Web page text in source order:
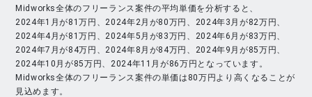
Midworks全体のフリーランス案件の平均単価を分析すると、
2024年1月が81万円、2024年2月が80万円、2024年3月が82万円、
2024年4月が81万円、2024年5月が83万円、2024年6月が83万円、
2024年7月が84万円、2024年8月が84万円、2024年9月が85万円、
2024年10月が85万円、2024年11月が86万円となっています。
Midworks全体のフリーランス案件の単価は80万円より高くなることが
見込めます。